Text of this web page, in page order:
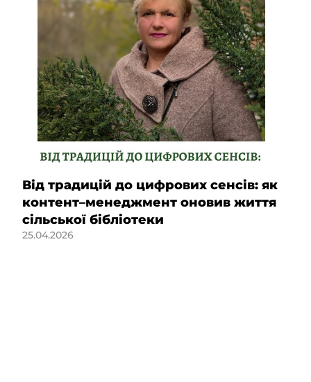
Від традицій до цифрових сенсів: як
контент–менеджмент оновив життя
сільської бібліотеки
25.04.2026